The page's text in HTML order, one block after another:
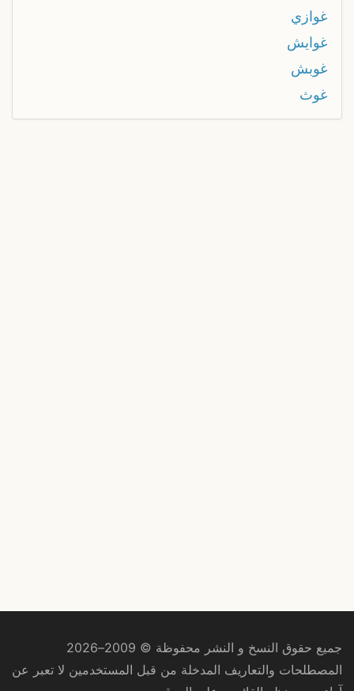
غوازي
غوايش
غوبش
غوث
جميع حقوق النسخ و النشر محفوظة © 2009–2026
المصطلحات والتعاريف المدخلة من قبل المستخدمين لا تعبر عن